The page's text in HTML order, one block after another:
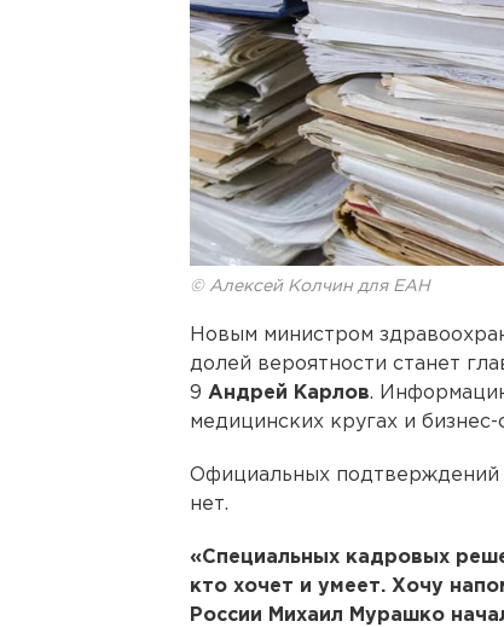
© Алексей Колчин для ЕАН
Новым министром
долей вероятности станет
9 Андрей Карлов.
медицинских кругах и
Официальных подтверждений
нет.
«Специальных кадровых
кто хочет и умеет. Хочу
России Михаил Мурашко